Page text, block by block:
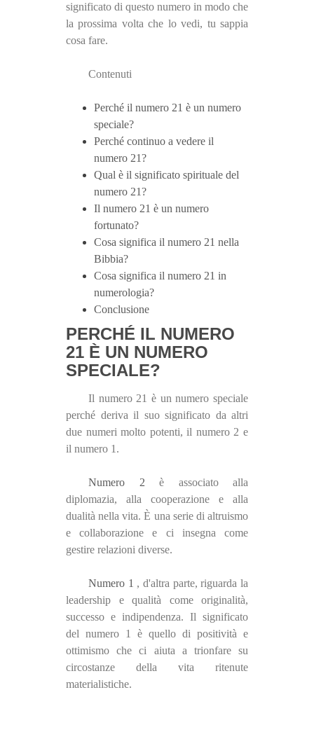
significato di questo numero in modo che
la prossima volta che lo vedi, tu sappia
cosa fare.
Contenuti
Perché il numero 21 è un numero
speciale?
Perché continuo a vedere il
numero 21?
Qual è il significato spirituale del
numero 21?
Il numero 21 è un numero
fortunato?
Cosa significa il numero 21 nella
Bibbia?
Cosa significa il numero 21 in
numerologia?
Conclusione
PERCHÉ IL NUMERO
21 È UN NUMERO
SPECIALE?
Il numero 21 è un numero speciale
perché deriva il suo significato da altri
due numeri molto potenti, il numero 2 e
il numero 1.
Numero 2 è associato alla
diplomazia, alla cooperazione e alla
dualità nella vita. È una serie di altruismo
e collaborazione e ci insegna come
gestire relazioni diverse.
Numero 1 , d'altra parte, riguarda la
leadership e qualità come originalità,
successo e indipendenza. Il significato
del numero 1 è quello di positività e
ottimismo che ci aiuta a trionfare su
circostanze della vita ritenute
materialistiche.